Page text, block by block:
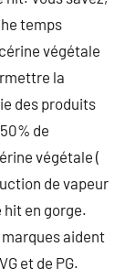
temps
végétale
la
des produits
de
végétale (
de vapeur
hit en gorge.
marques aident
et de PG.